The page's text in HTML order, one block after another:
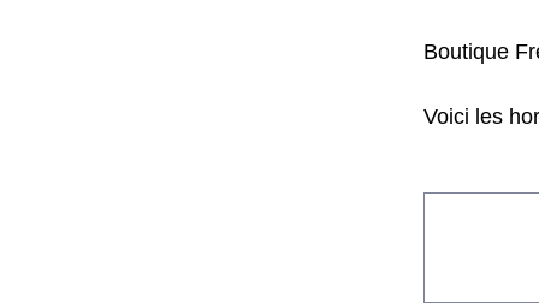
Boutique
Voici les